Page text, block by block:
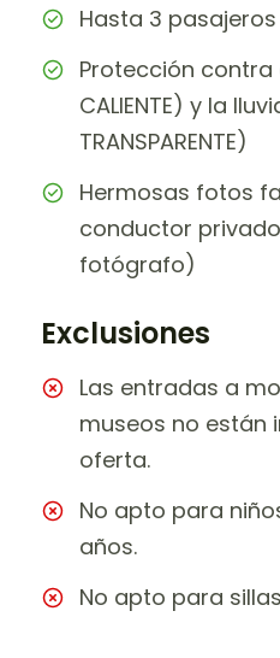
Hasta 3
Protección contra
CALIENTE) y la
TRANSPARENTE)
Hermosas fotos
conductor
fotógrafo)
Exclusiones
Las entradas a
museos no están
oferta.
No apto para
años.
No apto para